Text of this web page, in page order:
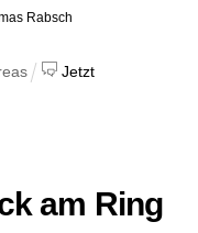
Rabsch
Jetzt
am Ring